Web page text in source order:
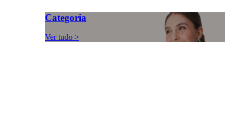
Categoria
Ver tudo >